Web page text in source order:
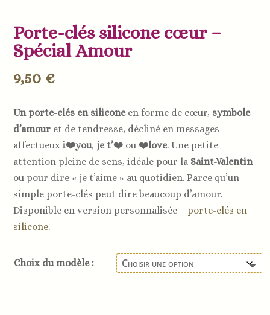
Porte-clés silicone cœur –
Spécial Amour
9,50 €
Un porte-clés en siliconeen forme de cœur, symbole
d’amour et de tendresse, décliné en messages
affectueuxi❤️you, je t’❤️ ou ❤️love. Une petite
attention pleine de sens, idéale pour la Saint-Valentin
ou pour dire « je t’aime » au quotidien. Parce qu’un
simple porte-clés peut dire beaucoup d’amour.
Disponible en version personnalisée – porte-clés en
silicone.
Choix du modèle :